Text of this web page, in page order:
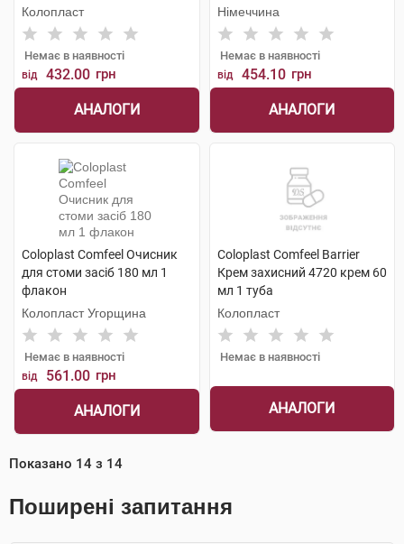
Колопласт
Немає в наявності
від 432.00 грн
АНАЛОГИ
флакон
Німеччина
Немає в наявності
від 454.10 грн
АНАЛОГИ
Coloplast Comfeel Очисник
для стоми засіб 180 мл 1
флакон
Колопласт Угорщина
Немає в наявності
від 561.00 грн
АНАЛОГИ
Coloplast Comfeel Barrier
Крем захисний 4720 крем 60
мл 1 туба
Колопласт
Немає в наявності
АНАЛОГИ
Показано 14 з 14
Поширені запитання